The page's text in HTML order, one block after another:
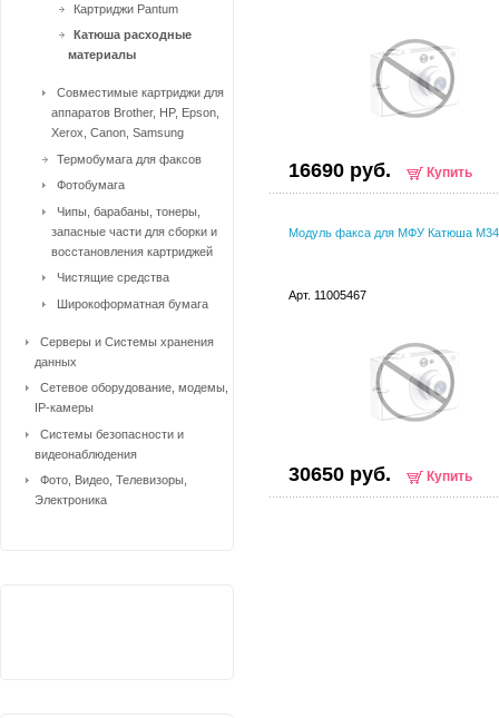
16690 руб. Купить
Модуль факса для МФУ Катюша
Арт. 11005467
30650 руб. Купить
Картриджи Pantum
Катюша расходные
материалы
Совместимые картриджи для
аппаратов Brother, HP, Epson,
Xerox, Canon, Samsung
Термобумага для факсов
Фотобумага
Чипы, барабаны, тонеры,
запасные части для сборки и
восстановления картриджей
Чистящие средства
Широкоформатная бумага
Серверы и Системы хранения
данных
Сетевое оборудование, модемы,
IP-камеры
Системы безопасности и
видеонаблюдения
Фото, Видео, Телевизоры,
Электроника